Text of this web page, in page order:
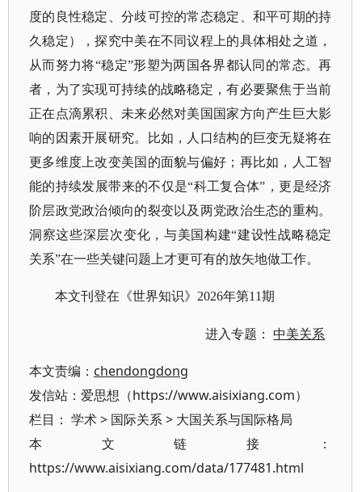
度的良性稳定、分歧可控的常态稳定、和平可期的持
久稳定），探究中美在不同议程上的具体相处之道，
从而努力将“稳定”形塑为两国各界都认同的常态。再
者，为了实现可持续的战略稳定，有必要聚焦于当前
正在点滴累积、未来必然对美国国家方向产生巨大影
响的因素开展研究。比如，人口结构的巨变无疑将在
更多维度上改变美国的面貌与偏好；再比如，人工智
能的持续发展带来的不仅是“科工复合体”，更是经济
阶层政党政治倾向的裂变以及两党政治生态的重构。
洞察这些深层次变化，与美国构建“建设性战略稳定
关系”在一些关键问题上才更可有的放矢地做工作。
本文刊登在《世界知识》 2026年第11期
进入专题：中美关系
本文责编： chendongdong
发信站：爱思想（https://www.aisixiang.com）
栏目： 学术> 国际关系> 大国关系与国际格局
本文链接：
https://www.aisixiang.com/data/177481.html